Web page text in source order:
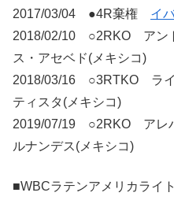
2017/03/04 ●4R棄権 イ
2018/02/10 ○2RKO アン
ス・アセベド(メキシコ)
2018/03/16 ○3RTKO ライ
ティスタ(メキシコ)
2019/07/19 ○2RKO アレ
ルナンデス(メキシコ)
■WBCラテンアメリカライ